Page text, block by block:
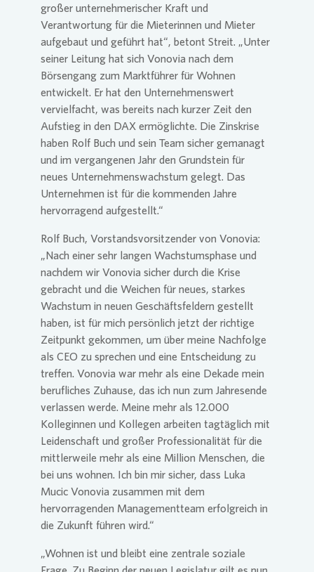
großer unternehmerischer Kraft und
Verantwortung für die Mieterinnen und Mieter
aufgebaut und geführt hat“, betont Streit. „Unter
seiner Leitung hat sich Vonovia nach dem
Börsengang zum Marktführer für Wohnen
entwickelt. Er hat den Unternehmenswert
vervielfacht, was bereits nach kurzer Zeit den
Aufstieg in den DAX ermöglichte. Die Zinskrise
haben Rolf Buch und sein Team sicher gemanagt
und im vergangenen Jahr den Grundstein für
neues Unternehmenswachstum gelegt. Das
Unternehmen ist für die kommenden Jahre
hervorragend aufgestellt.“
Rolf Buch, Vorstandsvorsitzender von Vonovia:
„Nach einer sehr langen Wachstumsphase und
nachdem wir Vonovia sicher durch die Krise
gebracht und die Weichen für neues, starkes
Wachstum in neuen Geschäftsfeldern gestellt
haben, ist für mich persönlich jetzt der richtige
Zeitpunkt gekommen, um über meine Nachfolge
als CEO zu sprechen und eine Entscheidung zu
treffen. Vonovia war mehr als eine Dekade mein
berufliches Zuhause, das ich nun zum Jahresende
verlassen werde. Meine mehr als 12.000
Kolleginnen und Kollegen arbeiten tagtäglich mit
Leidenschaft und großer Professionalität für die
mittlerweile mehr als eine Million Menschen, die
bei uns wohnen. Ich bin mir sicher, dass Luka
Mucic Vonovia zusammen mit dem
hervorragenden Managementteam erfolgreich in
die Zukunft führen wird.“
„Wohnen ist und bleibt eine zentrale soziale